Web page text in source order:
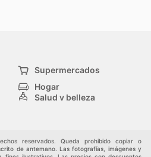
Supermercados
Hogar
Salud y belleza
reservados. Queda prohibido copiar o
de antemano. Las fotografías, imágenes y